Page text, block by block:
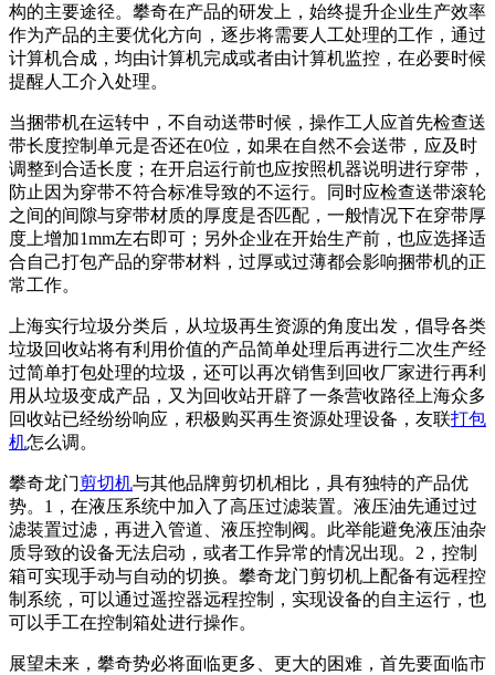
构的主要途径。攀奇在产品的研发上，始终提升企业生产效率
作为产品的主要优化方向，逐步将需要人工处理的工作，通过
计算机合成，均由计算机完成或者由计算机监控，在必要时候
提醒人工介入处理。
当捆带机在运转中，不自动送带时候，操作工人应首先检查送
带长度控制单元是否还在0位，如果在自然不会送带，应及时
调整到合适长度；在开启运行前也应按照机器说明进行穿带，
防止因为穿带不符合标准导致的不运行。同时应检查送带滚轮
之间的间隙与穿带材质的厚度是否匹配，一般情况下在穿带厚
度上增加1mm左右即可；另外企业在开始生产前，也应选择适
合自己打包产品的穿带材料，过厚或过薄都会影响捆带机的正
常工作。
上海实行垃圾分类后，从垃圾再生资源的角度出发，倡导各类
垃圾回收站将有利用价值的产品简单处理后再进行二次生产经
过简单打包处理的垃圾，还可以再次销售到回收厂家进行再利
用从垃圾变成产品，又为回收站开辟了一条营收路径上海众多
回收站已经纷纷响应，积极购买再生资源处理设备，友联打包
机怎么调。
攀奇龙门剪切机与其他品牌剪切机相比，具有独特的产品优
势。1，在液压系统中加入了高压过滤装置。液压油先通过过
滤装置过滤，再进入管道、液压控制阀。此举能避免液压油杂
质导致的设备无法启动，或者工作异常的情况出现。2，控制
箱可实现手动与自动的切换。攀奇龙门剪切机上配备有远程控
制系统，可以通过遥控器远程控制，实现设备的自主运行，也
可以手工在控制箱处进行操作。
展望未来，攀奇势必将面临更多、更大的困难，首先要面临市